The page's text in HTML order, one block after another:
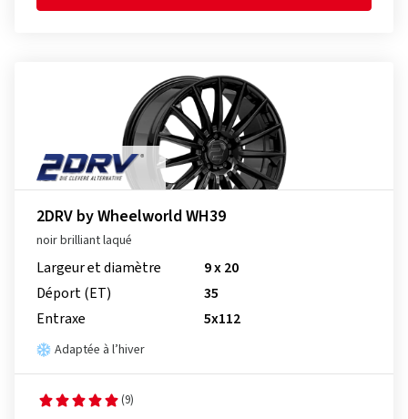
2DRV by Wheelworld WH39
noir brilliant laqué
Largeur et diamètre
9 x 20
Déport (ET)
35
Entraxe
5x112
Adaptée à l’hiver
(9)